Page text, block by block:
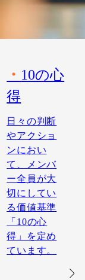
10の心
得
日々の判断
やアクショ
ンにおい
て、メンバ
ー全員が大
切にしてい
る価値基準
「10の心
得」を定め
ています。